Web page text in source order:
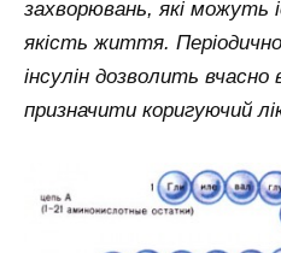
захворювань, які можуть
якість життя.
інсулін дозволить вчасно
призначити коригуючий